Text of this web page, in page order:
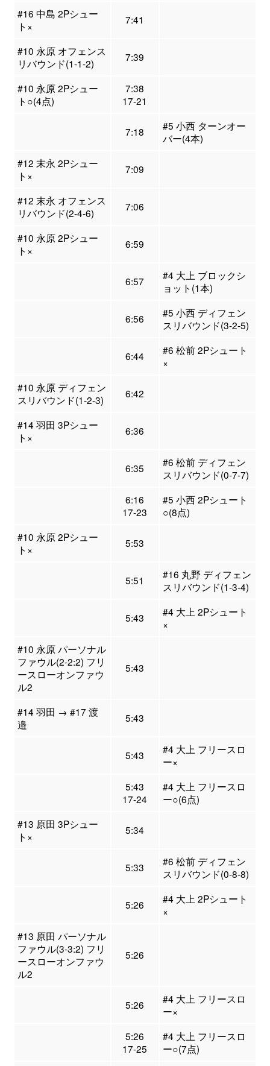
#16 中島 2Pシュー
ト×
7:41
#10 永原 オフェンス
リバウンド(1-1-2)
7:39
#10 永原 2Pシュー
ト○(4点)
7:38
17-21
7:18
#5 小西 ターンオー
バー(4本)
#12 末永 2Pシュー
ト×
7:09
#12 末永 オフェンス
リバウンド(2-4-6)
7:06
#10 永原 2Pシュー
ト×
6:59
6:57
#4 大上 ブロックシ
ョット(1本)
6:56
#5 小西 ディフェン
スリバウンド(3-2-5)
6:44
#6 松前 2Pシュート
×
#10 永原 ディフェン
スリバウンド(1-2-3)
6:42
#14 羽田 3Pシュー
ト×
6:36
6:35
#6 松前 ディフェン
スリバウンド(0-7-7)
6:16
17-23
#5 小西 2Pシュート
○(8点)
#10 永原 2Pシュー
ト×
5:53
5:51
#16 丸野 ディフェン
スリバウンド(1-3-4)
5:43
#4 大上 2Pシュート
×
#10 永原 パーソナル
ファウル(2-2:2) フリ
ースローオンファウ
ル2
5:43
#14 羽田 → #17 渡
邉
5:43
5:43
#4 大上 フリースロ
ー×
5:43
17-24
#4 大上 フリースロ
ー○(6点)
#13 原田 3Pシュー
ト×
5:34
5:33
#6 松前 ディフェン
スリバウンド(0-8-8)
5:26
#4 大上 2Pシュート
×
#13 原田 パーソナル
ファウル(3-3:2) フリ
ースローオンファウ
ル2
5:26
5:26
#4 大上 フリースロ
ー×
5:26
17-25
#4 大上 フリースロ
ー○(7点)